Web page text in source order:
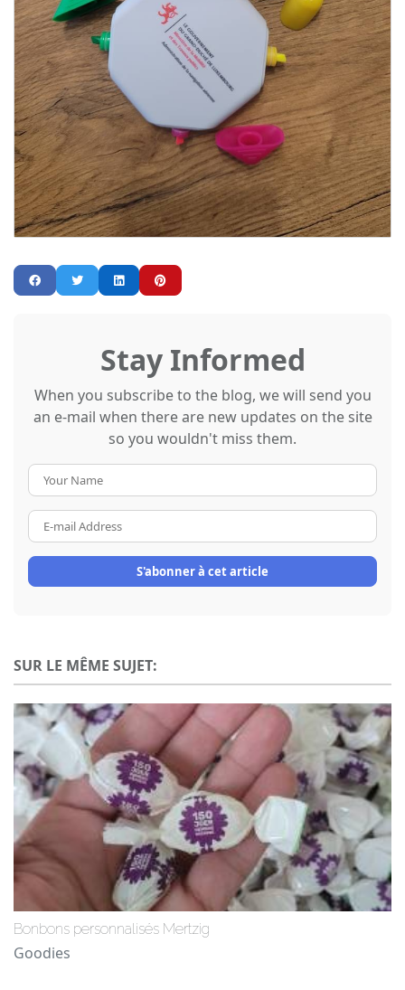
Stay Informed
When you subscribe to the blog, we will send you
an e-mail when there are new updates on the site
so you wouldn't miss them.
Name
mail
Address
S'abonner à cet article
SUR LE MÊME SUJET:
Bonbons personnalisés Mertzig
Goodies